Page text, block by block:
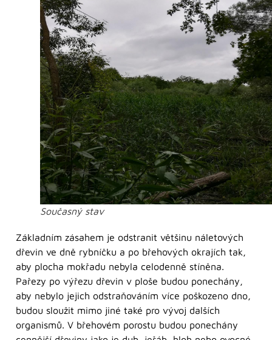
Současný stav
Základním zásahem je odstranit většinu náletových
dřevin ve dně rybníčku a po břehových okrajích tak,
aby plocha mokřadu nebyla celodenně stíněna.
Pařezy po výřezu dřevin v ploše budou ponechány,
aby nebylo jejich odstraňováním více poškozeno dno,
budou sloužit mimo jiné také pro vývoj dalších
organismů. V břehovém porostu budou ponechány